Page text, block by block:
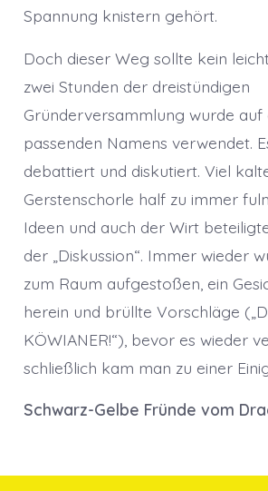
Spannung knistern gehört.
Doch dieser Weg sollte kein
zwei Stunden der dreistündigen
Gründerversammlung wurde auf
passenden Namens verwendet.
debattiert und diskutiert. Viel
Gerstenschorle half zu immer
Ideen und auch der Wirt
der „Diskussion“. Immer wieder
zum Raum aufgestoßen, ein
herein und brüllte Vorschläge
KÖWIANER!“), bevor es wieder
schließlich kam man zu einer
Schwarz-Gelbe Fründe vom